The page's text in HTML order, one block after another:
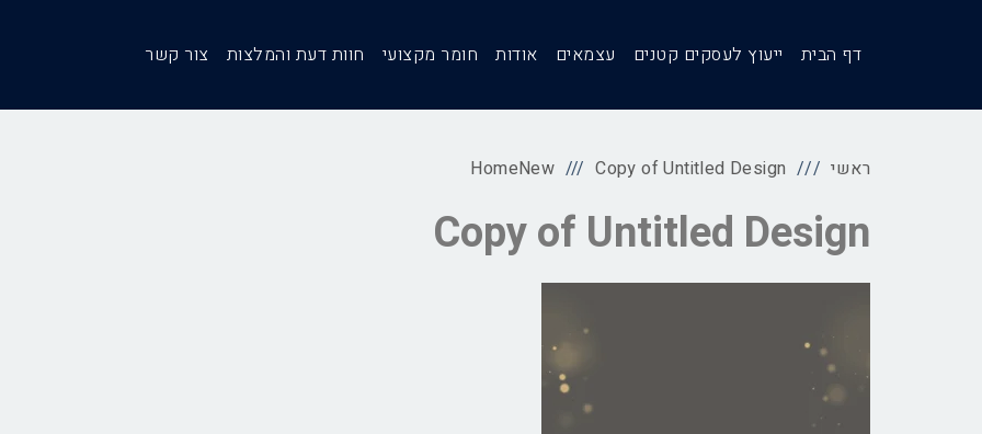
דף הבית ייעוץ לעסקים קטנים עצמאים אודות חומר מקצועי חוות דעת והמלצות צור קשר
ראשי HomeNew Copy of Untitled Design
Copy of Untitled Design